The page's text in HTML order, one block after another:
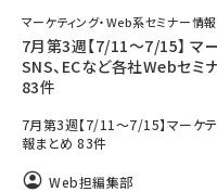
マーケティング・Web系セミナー情
7月第3週【7/11～7/15】 マー
SNS、ECなど各社Webセミ
83件
7月第3週【7/11～7/15】マーケ
報まとめ 83件
Web担編集部